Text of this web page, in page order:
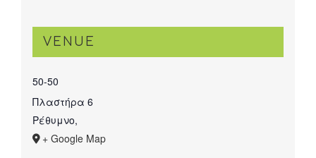
VENUE
50-50
Πλαστήρα 6
Ρέθυμνο,
+ Google Map